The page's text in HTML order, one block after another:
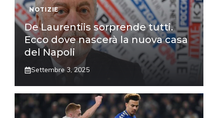
NOTIZIE
De Laurentiis sorprende tutti.
Ecco dove nascerà la nuova casa
del Napoli
Settembre 3, 2025